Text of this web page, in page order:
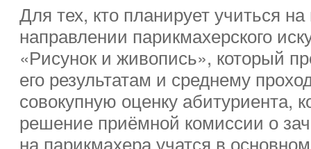
Для тех, кто планирует учиться
направлении парикмахерского
«Рисунок и живопись», который
его результатам и среднему
совокупную оценку абитуриента,
решение приёмной комиссии о
на парикмахера учатся в